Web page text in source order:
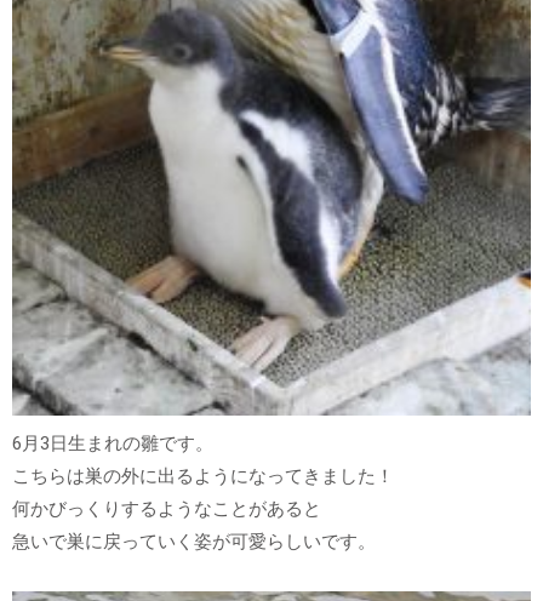
6月3日生まれの雛です。
こちらは巣の外に出るようになってきました！
何かびっくりするようなことがあると
急いで巣に戻っていく姿が可愛らしいです。